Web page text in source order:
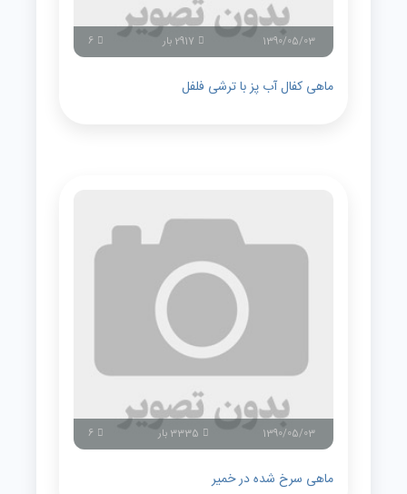
1390/05/03 2917 بار 6
ماهی کفال آب پز با ترشی فلفل
1390/05/03 3335 بار 6
ماهی سرخ شده در خمیر